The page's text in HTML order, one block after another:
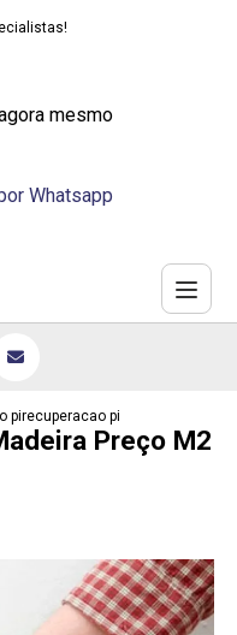
mesmo
Whatsapp
piso em madeira
recuperacao piso em madeira
Preço M2